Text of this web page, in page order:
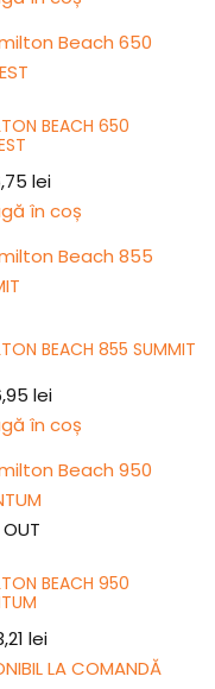
BEACH 650
lei
în coș
BEACH 855 SUMMIT
lei
în coș
BEACH 950
lei
LA COMANDĂ